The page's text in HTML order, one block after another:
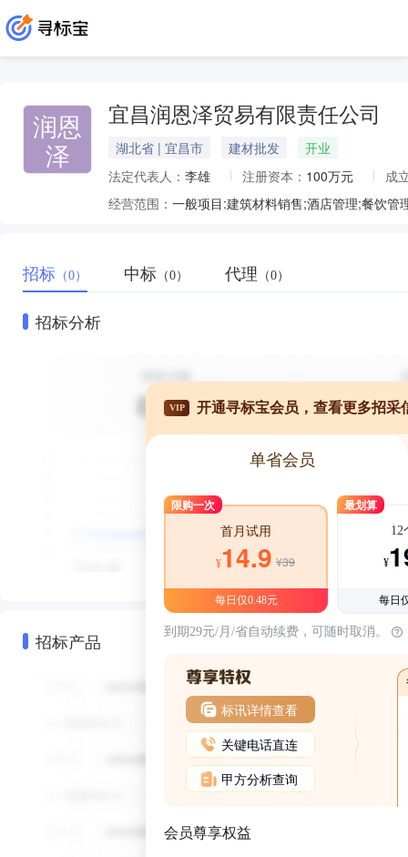
润恩
泽
宜昌润恩泽贸易有限责任公司
湖北省 | 宜昌市 建材批发
开业
法定代表人： 李雄 注册资本： 100万元
成
经营范围：
招标 （0） 中标 （0） 代理 （0）
招标分析
招标产品
VIP 开通寻标宝会员，查看更多招采
单省会员
限购一次
首月试用
¥14.9 ¥39
每日仅0.48元
最划算
12
¥
每日
到期29元/月/省自动续费，可随时取消。
标讯详情查看
关键电话直连
甲方分析查询
会员尊享权益